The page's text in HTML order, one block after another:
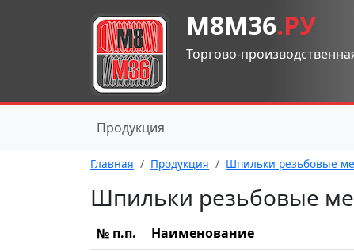
М8М36.РУ
Торгово-
Продукция
Главная Продукция Шпильки резьбовые
Шпильки резьбовые
№ п.п. Наименование